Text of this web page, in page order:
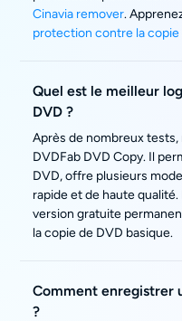
Cinavia remover.
protection contre la copie
Quel est le meilleur
DVD ?
Après de nombreux
DVDFab DVD Copy. Il
DVD, offre plusieurs
rapide et de haute
version gratuite
la copie de DVD basique.
Comment enregistrer
?